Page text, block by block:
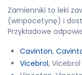
Zamienniki to leki
(winpocetynę) i
Przykładowe
Cavinton,
Vicebrol,